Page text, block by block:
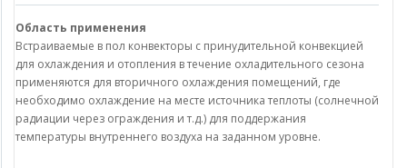
Область применения
Встраиваемые в пол конвекторы с принудительной конвекцией
для охлаждения и отопления в течение охладительного сезона
применяются для вторичного охлаждения помещений, где
необходимо охлаждение на месте источника теплоты (солнечной
радиации через ограждения и т.д.) для поддержания
температуры внутреннего воздуха на заданном уровне.